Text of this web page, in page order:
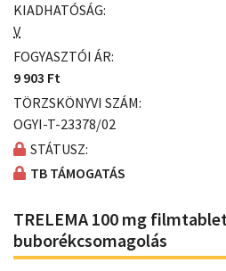
KIADHATÓSÁG:
V
FOGYASZTÓI ÁR:
9 903 Ft
TÖRZSKÖNYVI SZÁM:
OGYI-T-23378/02
STÁTUSZ:
TB TÁMOGATÁS
TRELEMA 100 mg
buborékcsomagolás